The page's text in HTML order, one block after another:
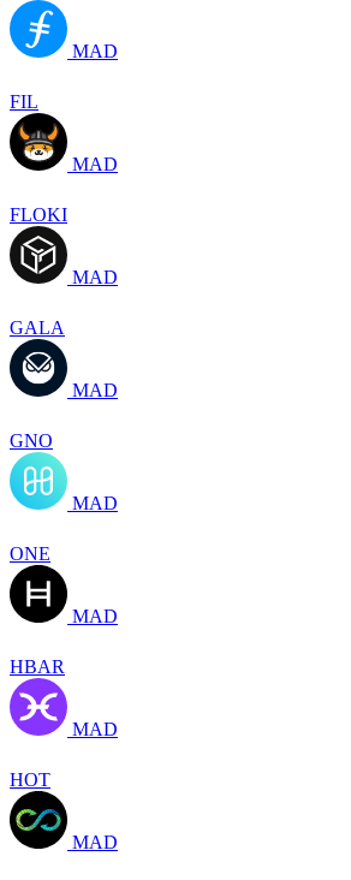
MAD
FIL
MAD
FLOKI
MAD
GALA
MAD
GNO
MAD
ONE
MAD
HBAR
MAD
HOT
MAD